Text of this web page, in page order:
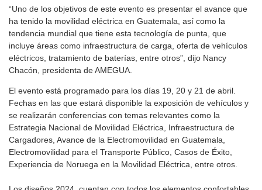
“Uno de los objetivos de este evento es presentar el avance que
ha tenido la movilidad eléctrica en Guatemala, así como la
tendencia mundial que tiene esta tecnología de punta, que
incluye áreas como infraestructura de carga, oferta de vehículos
eléctricos, tratamiento de baterías, entre otros”, dijo Nancy
Chacón, presidenta de AMEGUA.
El evento está programado para los días 19, 20 y 21 de abril.
Fechas en las que estará disponible la exposición de vehículos y
se realizarán conferencias con temas relevantes como la
Estrategia Nacional de Movilidad Eléctrica, Infraestructura de
Cargadores, Avance de la Electromovilidad en Guatemala,
Electromovilidad para el Transporte Público, Casos de Éxito,
Experiencia de Noruega en la Movilidad Eléctrica, entre otros.